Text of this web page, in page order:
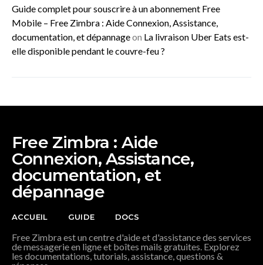
Guide complet pour souscrire à un abonnement Free
Mobile – Free Zimbra : Aide Connexion, Assistance,
documentation, et dépannageon La livraison Uber Eats est-
elle disponible pendant le couvre-feu ?
Free Zimbra : Aide
Connexion, Assistance,
documentation, et
dépannage
ACCUEIL GUIDE DOCS
Free Zimbra est un centre d'aide et d'assistance des services
de messagerie en ligne et boîtes mails gratuites. Explorez
les documentations, tutorials, assistance, questions &